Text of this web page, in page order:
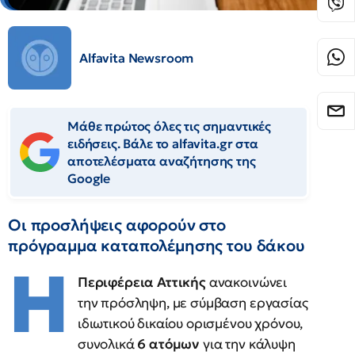
Alfavita Newsroom
Μάθε πρώτος όλες τις σημαντικές
ειδήσεις. Βάλε το alfavita.gr στα
αποτελέσματα αναζήτησης της
Google
Οι προσλήψεις αφορούν στο
πρόγραμμα καταπολέμησης του δάκου
Η Περιφέρεια Αττικήςανακοινώνει
την πρόσληψη, με σύμβαση εργασίας
ιδιωτικού δικαίου ορισμένου χρόνου,
συνολικά6 ατόμων για την κάλυψη